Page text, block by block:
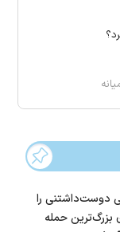
دوست‌داشتنی را
بزرگ‌ترین حمله